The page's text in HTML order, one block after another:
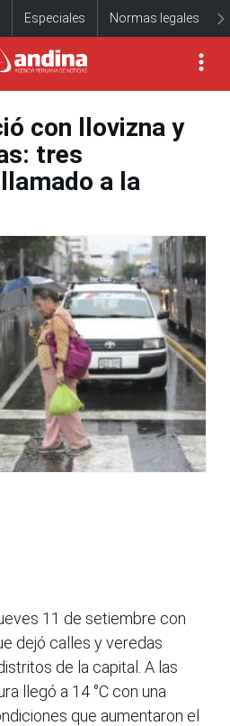
Especiales Normas legales
con llovizna y
tres
a la
11 de setiembre con
dejó calles y veredas
de la capital. A las
llegó a 14 °C con una
que aumentaron el